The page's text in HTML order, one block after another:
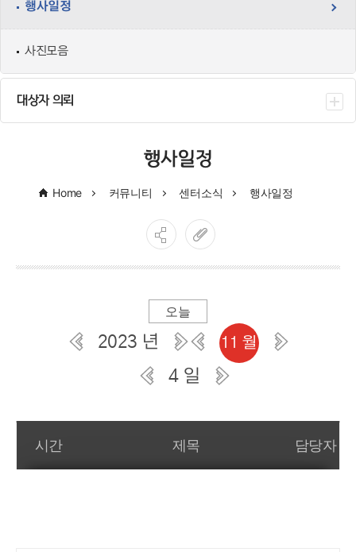
행사일정
사진모음
대상자 의뢰
행사일정
Home 커뮤니티 센터소식 행사일정
오늘
2023 년 11 월
4 일
일간 부서일정관리
시간 제목 담당자